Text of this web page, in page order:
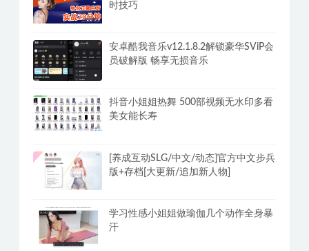
时技巧
安卓酷我音乐v12.1.8.2解锁豪华SViP会
员破解版 畅享无损音乐
抖音小姐姐热舞 500部视频无水印多看
美女能长寿
[养成互动SLG/中文/动态]官方中文步兵
版+存档[大更新/追加新人物]
学习性感小姐姐做瑜伽几个动作全身暴
汗